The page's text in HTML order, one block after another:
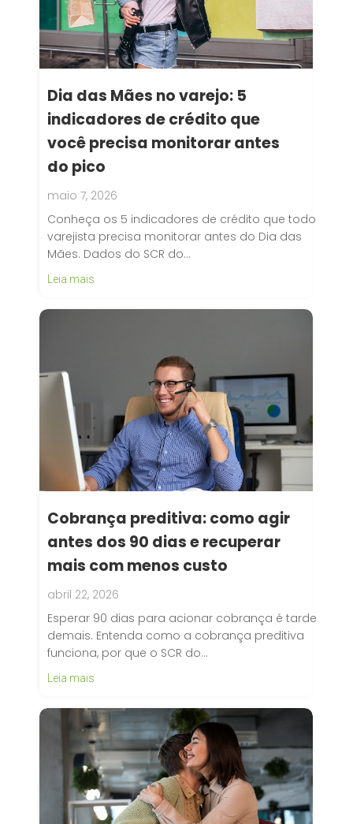
Dia das Mães no varejo: 5
indicadores de crédito que
você precisa monitorar antes
do pico
maio 7, 2026
Conheça os 5 indicadores de crédito que todo
varejista precisa monitorar antes do Dia das
Mães. Dados do SCR do…
Leia mais
Cobrança preditiva: como agir
antes dos 90 dias e recuperar
mais com menos custo
abril 22, 2026
Esperar 90 dias para acionar cobrança é tarde
demais. Entenda como a cobrança preditiva
funciona, por que o SCR do…
Leia mais